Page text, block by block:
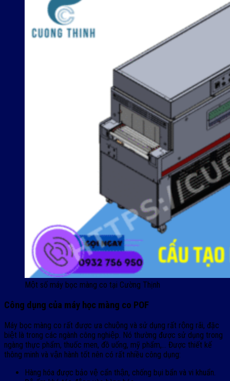
Một số máy bọc màng co tại Cường Thịnh
Công dụng của máy học màng co POF
Máy bọc màng co rất được ưa chuộng và sử dụng rất rộng rãi, đặc
biệt là trong các ngành công nghiệp. Nó thường được sử dụng trong
ngàng thực phẩm, thuốc men, đồ uống, mỹ phẩm,… Được thiết kế
thông minh và vận hành tốt nên có rất nhiều công dụng:
Hàng hóa được bảo vệ cẩn thận, chống bụi bẩn và vi khuẩn.